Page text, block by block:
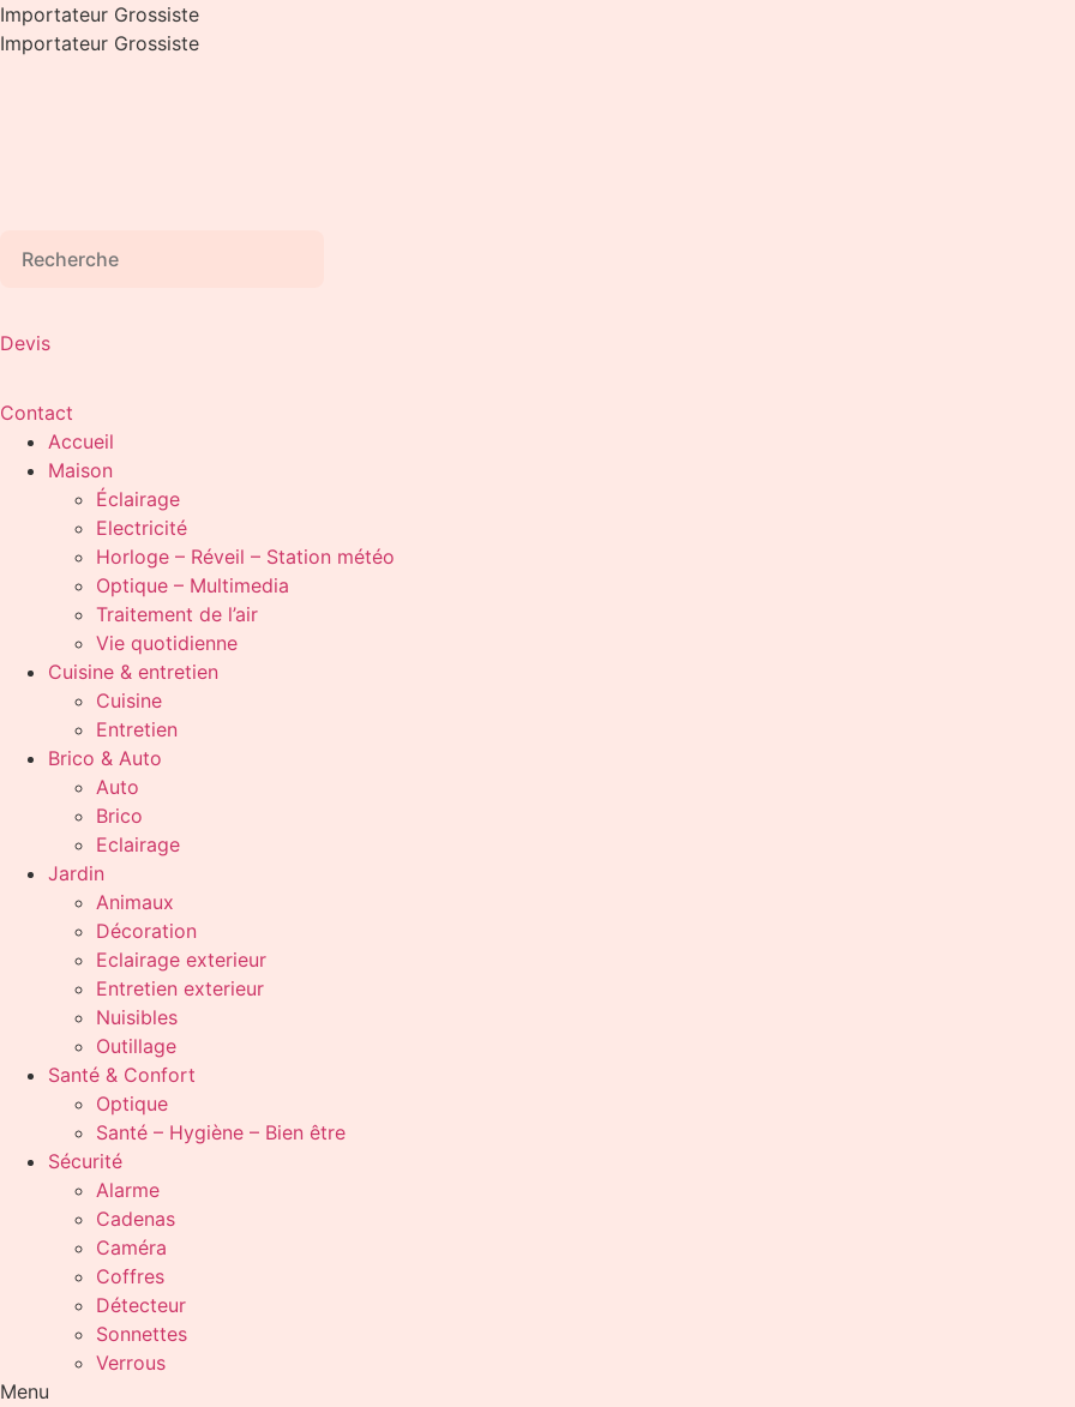
Aller
au
Importateur Grossiste
Importateur Grossiste
Devis
Contact
Accueil
Maison
Éclairage
Electricité
Horloge – Réveil – Station météo
Optique – Multimedia
Traitement de l’air
Vie quotidienne
Cuisine & entretien
Cuisine
Entretien
Brico & Auto
Auto
Brico
Eclairage
Jardin
Animaux
Décoration
Eclairage exterieur
Entretien exterieur
Nuisibles
Outillage
Santé & Confort
Optique
Santé – Hygiène – Bien être
Sécurité
Alarme
Cadenas
Caméra
Coffres
Détecteur
Sonnettes
Verrous
Menu